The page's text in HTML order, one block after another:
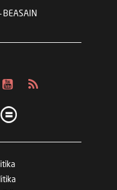
BEASAIN